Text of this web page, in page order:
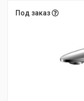
Под заказ